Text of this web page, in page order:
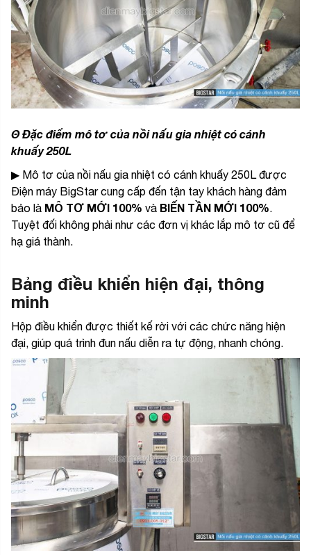
Θ Đặc điểm mô tơ của nồi nấu gia nhiệt có cánh
khuấy 250L
▶ Mô tơ của nồi nấu gia nhiệt có cánh khuấy 250L được
Điện máy BigStar cung cấp đến tận tay khách hàng đảm
bảo là MÔ TƠ MỚI 100% và BIẾN TẦN MỚI 100%.
Tuyệt đối không phải như các đơn vị khác lắp mô tơ cũ để
hạ giá thành.
Bảng điều khiển hiện đại, thông
minh
Hộp điều khiển được thiết kế rời với các chức năng hiện
đại, giúp quá trình đun nấu diễn ra tự động, nhanh chóng.